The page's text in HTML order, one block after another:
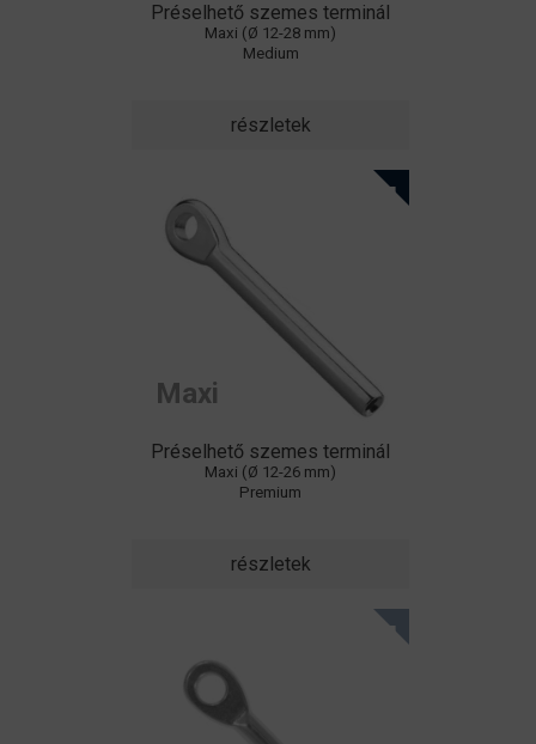
Préselhető szemes terminál
Maxi (Ø 12-28 mm)
Medium
részletek
Maxi
Préselhető szemes terminál
Maxi (Ø 12-26 mm)
Premium
részletek